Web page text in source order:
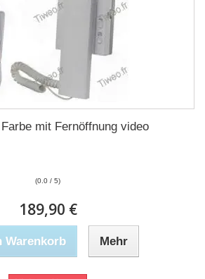
mit Fernöffnung video
(0.0 / 5)
189,90 €
Warenkorb Mehr